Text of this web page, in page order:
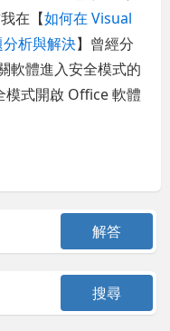
在【如何在 Visual
析與解決】曾經分
軟體進入安全模式的
模式開啟 Office 軟體